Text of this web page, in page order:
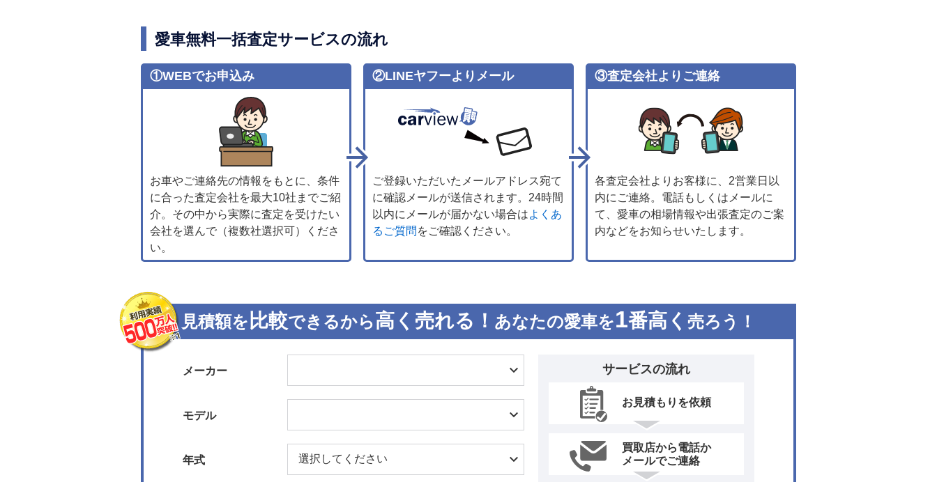
愛車無料一括査定サービスの流れ
①WEBでお申込み
お車やご連絡先の情報をもとに、条件
に合った査定会社を最大10社までご紹
介。その中から実際に査定を受けたい
会社を選んで（複数社選択可）くださ
い。
②LINEヤフーよりメール
ご登録いただいたメールアドレス宛て
に確認メールが送信されます。24時間
以内にメールが届かない場合はよくあ
るご質問 をご確認ください。
③査定会社よりご連絡
各査定会社よりお客様に、2営業日以
内にご連絡。電話もしくはメールに
て、愛車の相場情報や出張査定のご案
内などをお知らせいたします。
見積額を 比較できるから高く売れる！ あなたの愛車を1番高く 売ろう！
メーカー
モデル
年式
サービスの流れ
お見積もりを依頼
買取店から電話か
メールでご連絡